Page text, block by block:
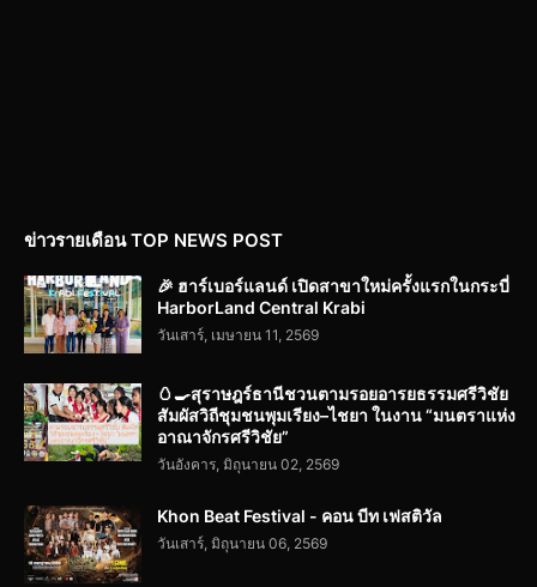
ข่าวรายเดือน TOP NEWS POST
🎉 ฮาร์เบอร์แลนด์ เปิดสาขาใหม่ครั้งแรกในกระบี่
HarborLand Central Krabi
วันเสาร์, เมษายน 11, 2569
🥚🍳สุราษฎร์ธานีชวนตามรอยอารยธรรมศรีวิชัย
สัมผัสวิถีชุมชนพุมเรียง–ไชยา ในงาน “มนตราแห่ง
อาณาจักรศรีวิชัย”
วันอังคาร, มิถุนายน 02, 2569
Khon Beat Festival - คอน บีท เฟสติวัล
วันเสาร์, มิถุนายน 06, 2569